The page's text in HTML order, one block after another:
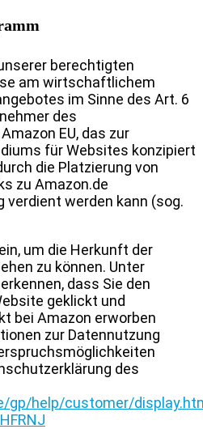
berechtigten
am wirtschaftlichem
im Sinne des Art. 6
des
EU, das zur
für Websites konzipiert
die Platzierung von
zu Amazon.de
werden kann (sog.
um die Herkunft der
zu können. Unter
dass Sie den
geklickt und
bei Amazon erworben
zur Datennutzung
des
gp/help/customer/